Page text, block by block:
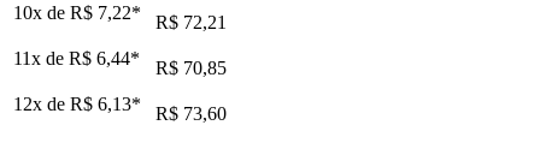
10x de R$ 7,22*
R$ 72,21
11x de R$ 6,44*
R$ 70,85
12x de R$ 6,13* R$ 73,60